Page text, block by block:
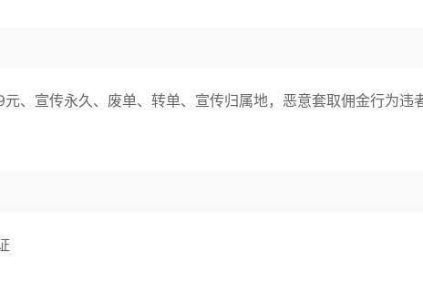
、宣传永久、废单、转单、宣传归属地，恶意套取佣金行为违